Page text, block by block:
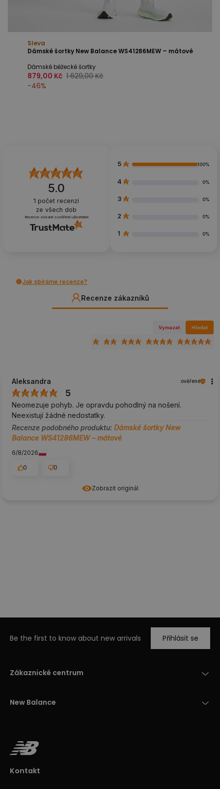
Sleva
Dámské šortky New Balance WS41286MEW – mátové
Dámské běžecké šortky
879,00 Kč 1 629,00 Kč
-46%
5.0
1 počet recenzí
ze všech dob
Recenze získané a ověřené uživatelem
5 100%
4 0%
3 0%
2 0%
1 0%
Jak sbíráme recenze?
Recenze zákazníků
Vymazat Hledat
Zobrazit originál
Aleksandra ověřené
5
Neomezuje pohyb. Je opravdu pohodlný na nošení.
Neexistují žádné nedostatky.
Recenze podobného produktu: Dámské šortky New
Balance WS41286MEW – mátové
6/8/2026
0
0
Be the first to know about new arrivals Přihlásit se
Zákaznické centrum
New Balance
Kontakt